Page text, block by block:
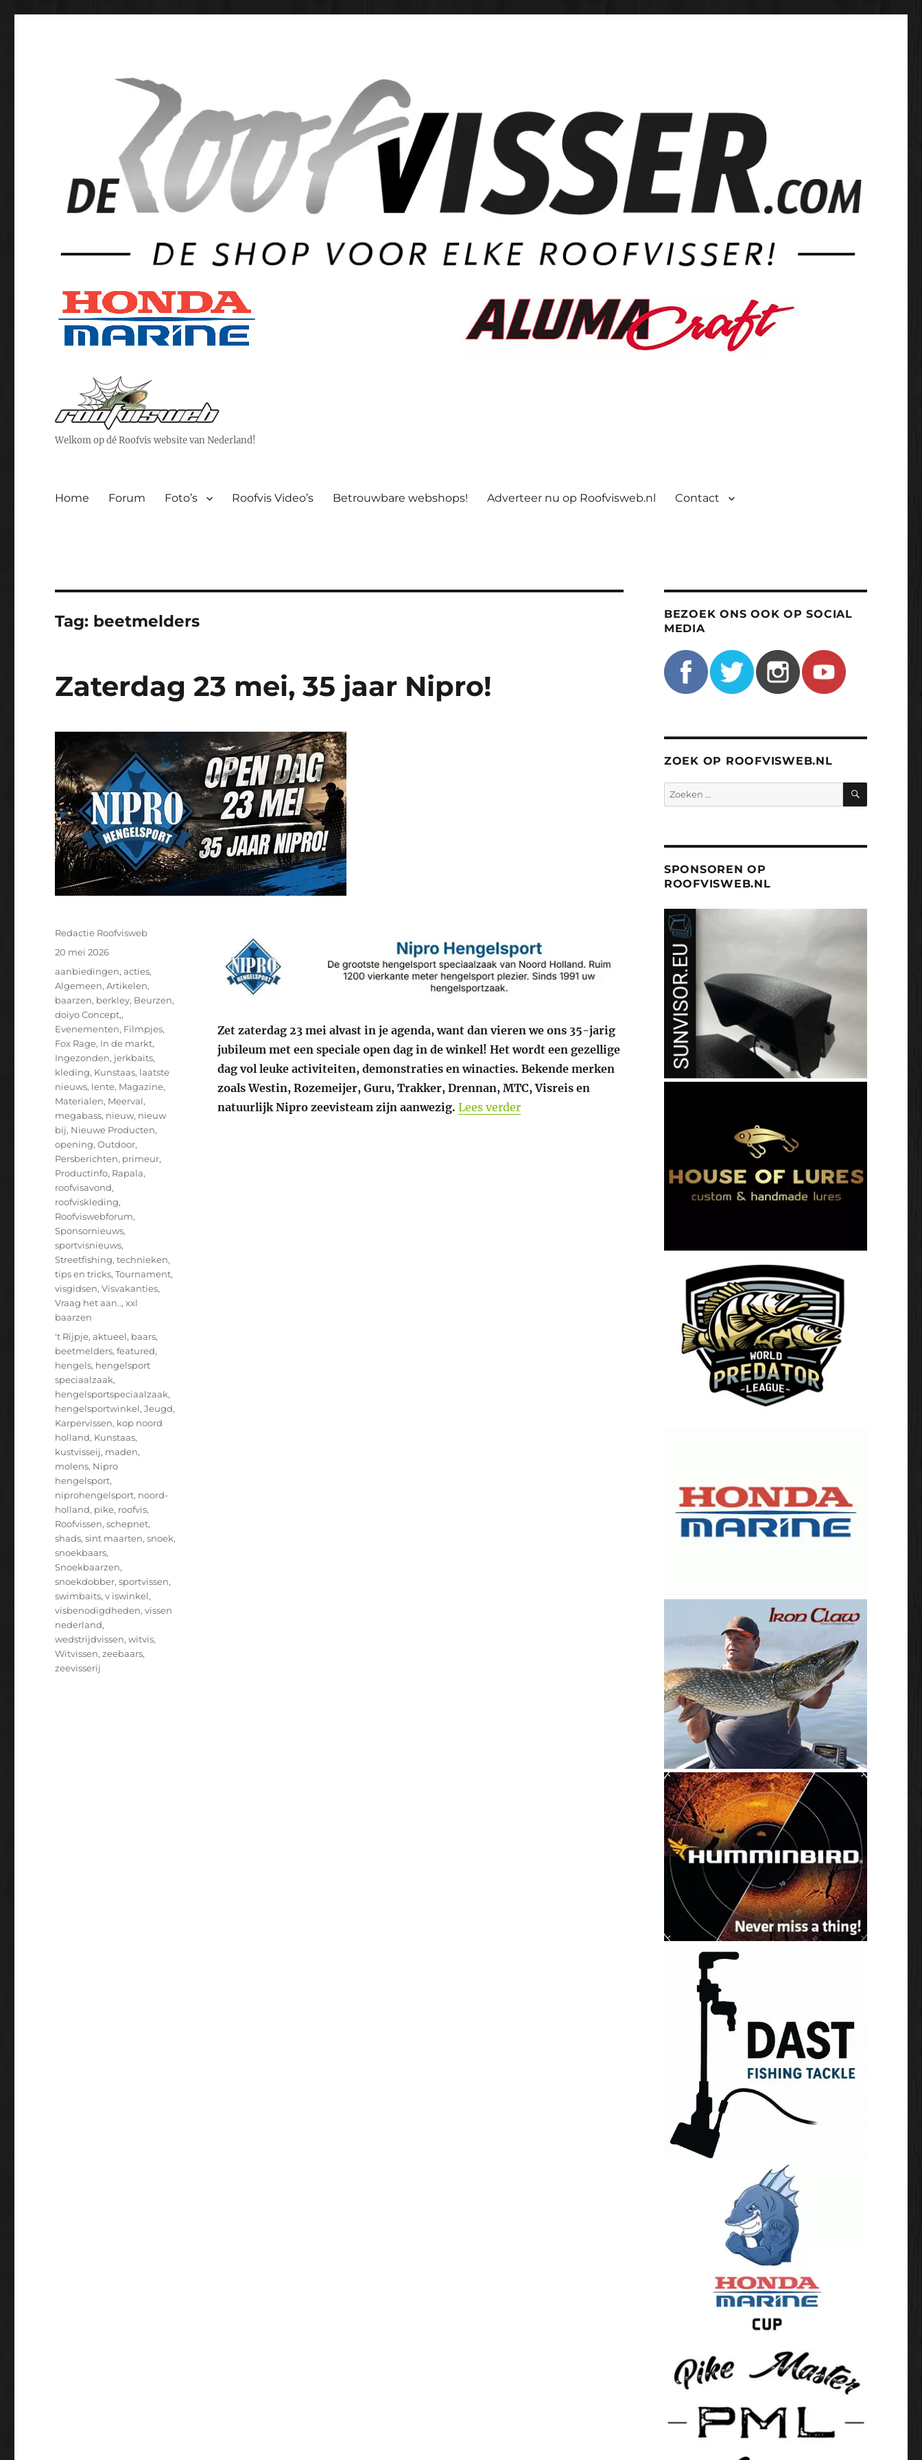
Welkom op dé Roofvis website van Nederland!
Home Forum Foto’s Roofvis Video’s Betrouwbare webshops! Adverteer nu op Roofvisweb.nl Contact
Tag: beetmelders
Zaterdag 23 mei, 35 jaar Nipro!
Zet zaterdag 23 mei alvast in je agenda, want dan vieren we ons 35-jarig
jubileum met een speciale open dag in de winkel! Het wordt een gezellige
dag vol leuke activiteiten, demonstraties en winacties. Bekende merken
zoals Westin, Rozemeijer, Guru, Trakker, Drennan, MTC, Visreis en
natuurlijk Nipro zeevisteam zijn aanwezig. Lees verder“Zaterdag 23 mei, 35 jaar Nipro!”
Auteur
Redactie Roofvisweb
Geplaatst
20 mei 2026
Categorieën
aanbiedingen,acties,
Algemeen,Artikelen,
baarzen, berkley, Beurzen,
doiyo Concept,,
Evenementen, Filmpjes,
Fox Rage, In de markt,
Ingezonden, jerkbaits,
kleding, Kunstaas, laatste
nieuws, lente, Magazine,
Materialen, Meerval,
megabass, nieuw, nieuw
bij, Nieuwe Producten,
opening,Outdoor,
Persberichten, primeur,
Productinfo, Rapala,
roofvisavond,
roofviskleding,
Roofviswebforum,
Sponsornieuws,
sportvisnieuws,
Streetfishing,technieken,
tips en tricks,Tournament,
visgidsen,Visvakanties,
Vraag het aan..,xxl
baarzen
Tags
't Rijpje,aktueel, baars,
beetmelders,featured,
hengels, hengelsport
speciaalzaak,
hengelsportspeciaalzaak,
hengelsportwinkel,Jeugd,
Karpervissen, kop noord
holland, Kunstaas,
kustvisseij, maden,
molens, Nipro
hengelsport,
niprohengelsport, noord-
holland, pike, roofvis,
Roofvissen,schepnet,
shads,sint maarten,snoek,
snoekbaars,
Snoekbaarzen,
snoekdobber,sportvissen,
swimbaits,v iswinkel,
visbenodigdheden,vissen
nederland,
wedstrijdvissen,witvis,
Witvissen,zeebaars,
zeevisserij
BEZOEK ONS OOK OP SOCIAL
MEDIA
ZOEK OP ROOFVISWEB.NL
Zoeken
naar:
ZOEKEN
SPONSOREN OP
ROOFVISWEB.NL